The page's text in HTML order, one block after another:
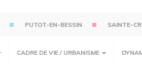
PUTOT-EN-BESSIN SAINTE-
CADRE DE VIE / URBANISME